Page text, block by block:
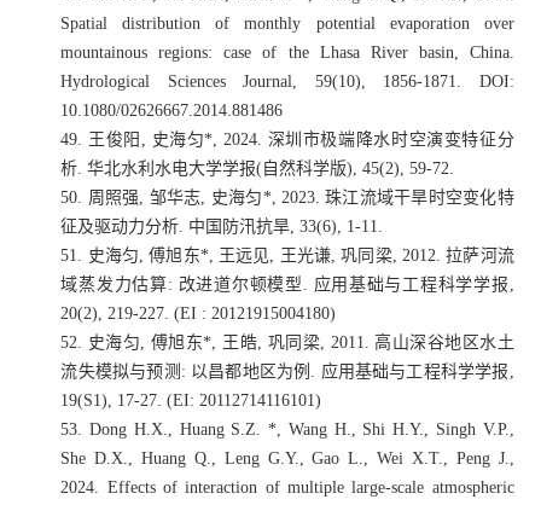
Spatial distribution of monthly potential evaporation over
mountainous regions: case of the Lhasa River basin, China.
Hydrological Sciences Journal, 59(10), 1856-1871. DOI:
10.1080/02626667.2014.881486
49. 王俊阳 史海匀*, 2024. 深圳市极端降水时空演变特征分
析 .华北水利水电大学学报(自然科学版), 45(2), 59-72.
50. 周照强 邹华志 史海匀*, 2023.珠江流域干旱时空变化特
征及驱动力分析 中国防汛抗旱 , 33(6), 1-11.
51. 史海匀 ,傅旭东*, 王远见 王光谦 ,巩同梁, 2012.拉萨河流
域蒸发力估算: 改进道尔顿模型 应用基础与工程科学学报
20(2), 219-227. (EI : 20121915004180)
52. 史海匀 傅旭东*, 王皓 巩同梁 , 2011.高山深谷地区水土
流失模拟与预测 : 以昌都地区为例 应用基础与工程科学学报
19(S1), 17-27. (EI: 20112714116101)
53.Dong H.X., Huang S.Z. *, Wang H., Shi H.Y., Singh V.P.,
She D.X., Huang Q., Leng G.Y., Gao L., Wei X.T., Peng J.,
2024. Effects of interaction of multiple large-scale atmospheric